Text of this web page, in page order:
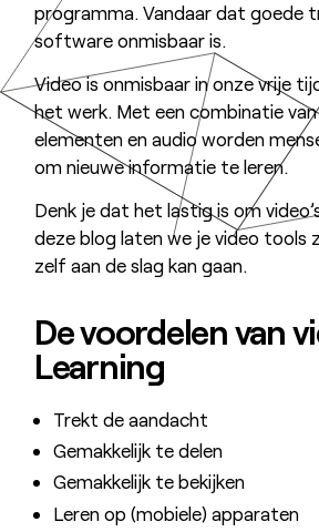
programma. Vandaar dat goede
software onmisbaar is.
Video is onmisbaar in onze vrije
het werk. Met een combinatie van
elementen en audio worden
om nieuwe informatie te leren.
Denk je dat het lastig is om
deze blog laten we je video tools
zelf aan de slag kan gaan.
De voordelen van
Learning
Trekt de aandacht
Gemakkelijk te delen
Gemakkelijk te bekijken
Leren op (mobiele) apparaten